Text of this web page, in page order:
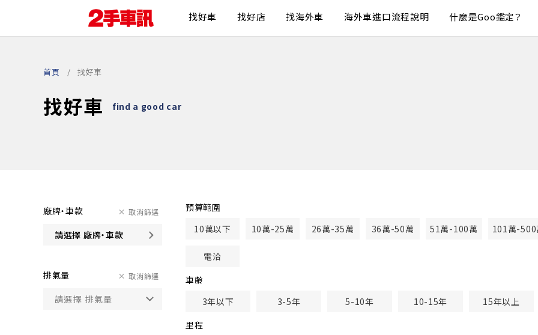
找好車 找好店 找海外車 海外車進口流程說明 什麼是Goo鑑定？
首頁 找好車
找好車 find a good car
廠牌・車款
請選擇 廠牌・車款
取消篩選
排氣量 取消篩選
預算範圍
10萬以下
10萬-25萬 26萬-35萬 36萬-50萬 51萬-100萬 101萬-500
電洽
車齢
3年以下
3-5年 5-10年 10-15年
15年以上
里程